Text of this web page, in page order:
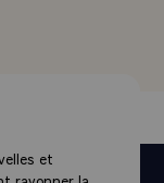
d'un
bénéficier
en
vos
mais aussi
et